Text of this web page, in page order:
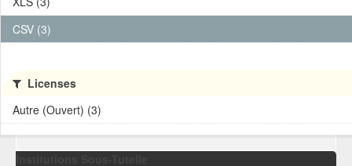
CSV (3)
Licenses
Autre (Ouvert) (3)